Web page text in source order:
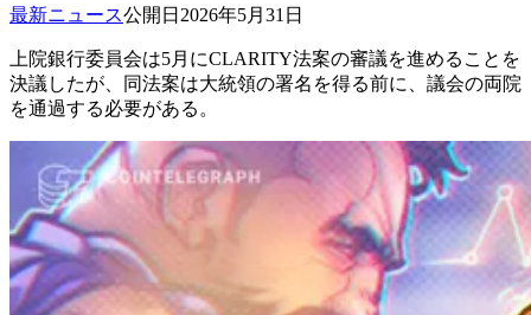
最新ニュース公開日 2026年5月31日
上院銀行委員会は5月にCLARITY法案の審議を進めることを
決議したが、同法案は大統領の署名を得る前に、議会の両院
を通過する必要がある。